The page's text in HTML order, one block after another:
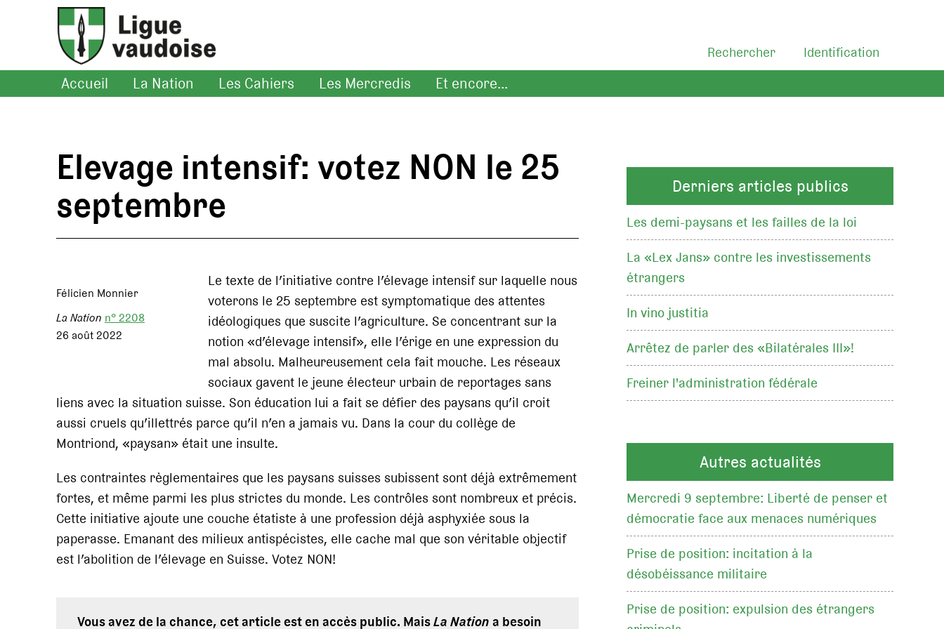
Identification
Rechercher
Accueil La Nation Les Cahiers Les Mercredis Et encore...
Elevage intensif: votez NON le 25
septembre
Félicien Monnier
La Nation n° 2208
26 août 2022
Le texte de l’initiative contre l’élevage intensif sur laquelle nous
voterons le 25 septembre est symptomatique des attentes
idéologiques que suscite l’agriculture. Se concentrant sur la
notion «d’élevage intensif», elle l’érige en une expression du
mal absolu. Malheureusement cela fait mouche. Les réseaux
sociaux gavent le jeune électeur urbain de reportages sans
liens avec la situation suisse. Son éducation lui a fait se défier des paysans qu’il croit
aussi cruels qu’illettrés parce qu’il n’en a jamais vu. Dans la cour du collège de
Montriond, «paysan» était une insulte.
Les contraintes règlementaires que les paysans suisses subissent sont déjà extrêmement
fortes, et même parmi les plus strictes du monde. Les contrôles sont nombreux et précis.
Cette initiative ajoute une couche étatiste à une profession déjà asphyxiée sous la
paperasse. Emanant des milieux antispécistes, elle cache mal que son véritable objectif
est l’abolition de l’élevage en Suisse. Votez NON!
Vous avez de la chance, cet article est en accès public. MaisLa Nationa besoin
Derniers articles publics
Les demi-paysans et les failles de la loi
La «Lex Jans» contre les investissements
étrangers
In vino justitia
Arrêtez de parler des «Bilatérales III»!
Freiner l'administration fédérale
Autres actualités
Mercredi 9 septembre: Liberté de penser et
démocratie face aux menaces numériques
Prise de position: incitation à la
désobéissance militaire
Prise de position: expulsion des étrangers